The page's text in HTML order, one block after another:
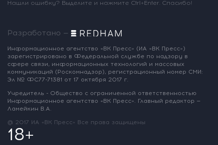
Нашли ошибку? Выделите и нажмите Ctrl+Enter. Спасибо!
Разработано —
Информационное агентство «ВК Пресс» (ИА «ВК Пресс»)
зарегистрировано в Федеральной службе по надзору в
сфере связи, информационных технологий и массовых
коммуникаций (Роскомнадзор), регистрационный номер СМИ:
Эл № ФС77-71381 от 17 октября 2017 г.
Учредитель - Общество с ограниченной ответственностью
Информационное агентство «ВК Пресс». Главный редактор —
Ламейкин В.А.
@ 2017 ИА «ВК Пресс» Все права защищены
18+